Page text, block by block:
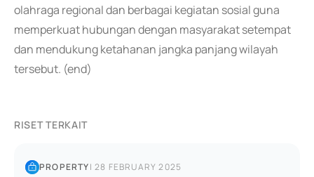
olahraga regional dan berbagai kegiatan sosial guna
memperkuat hubungan dengan masyarakat setempat
dan mendukung ketahanan jangka panjang wilayah
tersebut. (end)
RISET TERKAIT
PROPERTY|28 FEBRUARY 2025